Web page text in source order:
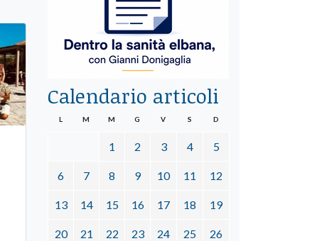
Calendario articoli
L M M G V S D
1 2 3 4 5
6 7 8 9 10 11 12
13 14 15 16 17 18 19
20 21 22 23 24 25 26